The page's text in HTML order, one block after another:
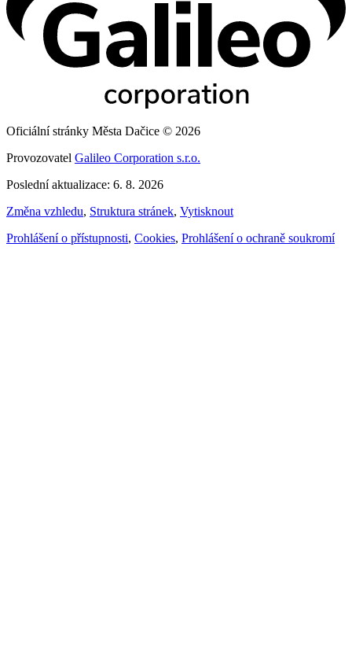
Oficiální stránky Města Dačice © 2026
Provozovatel Galileo Corporation s.r.o.
Poslední aktualizace: 6. 8. 2026
Změna vzhledu, Struktura stránek, Vytisknout
Prohlášení o přístupnosti, Cookies, Prohlášení o ochraně soukromí